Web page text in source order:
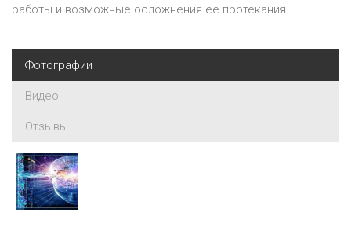
работы и возможные осложнения её протекания.
Фотографии
Видео
Отзывы